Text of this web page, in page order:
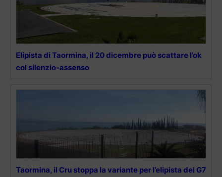
Elipista di Taormina, il 20 dicembre può scattare l’ok
col silenzio-assenso
Taormina, il Cru stoppa la variante per l’elipista del G7